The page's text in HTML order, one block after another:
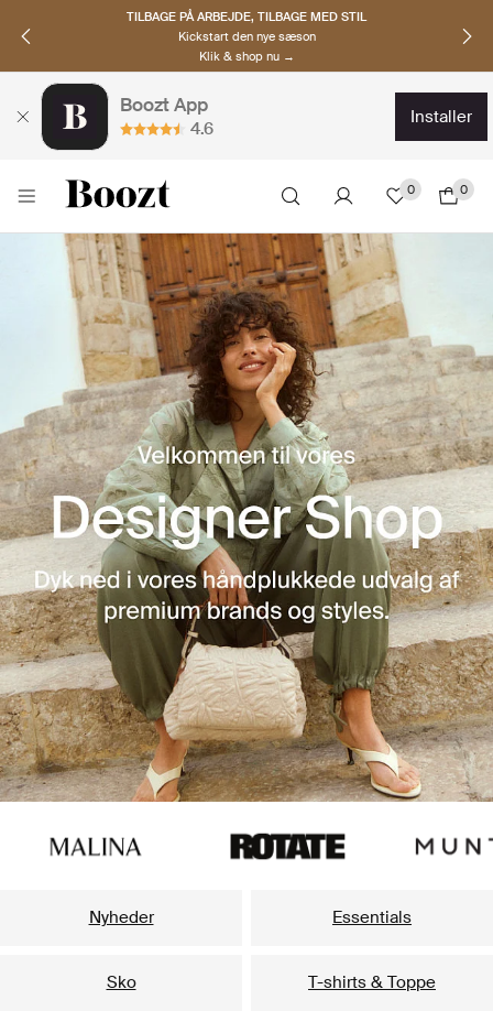
TILBAGE PÅ ARBEJDE, TILBAGE MED STIL
Kickstart den nye sæson
Klik & shop nu →
Boozt App
4.6
installer
0 0
Nyheder Essentials
Sko T-shirts & Toppe